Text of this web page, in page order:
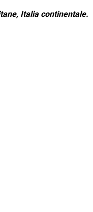
Italia continentale.